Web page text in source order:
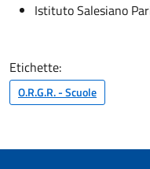
Istituto Salesiano
Etichette:
O.R.G.R. - Scuole